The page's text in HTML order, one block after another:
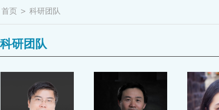
首页 > 科研团队
科研团队